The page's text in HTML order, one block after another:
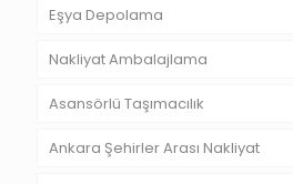
Eşya Depolama
Nakliyat Ambalajlama
Asansörlü Taşımacılık
Ankara Şehirler Arası Nakliyat